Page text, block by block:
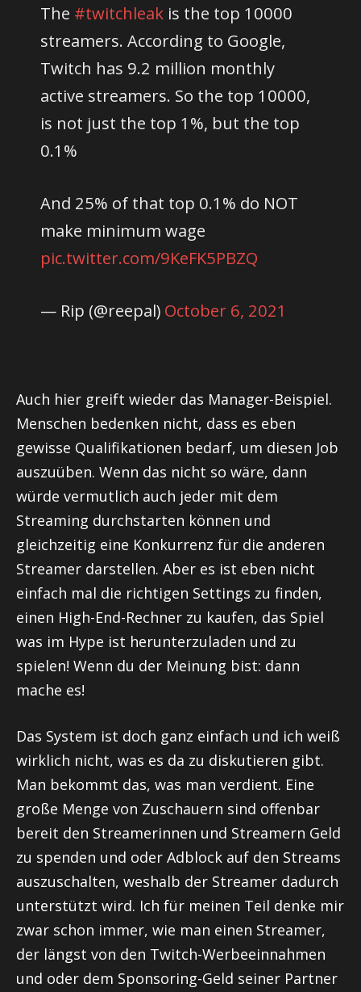
The #twitchleak is the top 10000
streamers. According to Google,
Twitch has 9.2 million monthly
active streamers. So the top 10000,
is not just the top 1%, but the top
0.1%
And 25% of that top 0.1% do NOT
make minimum wage
pic.twitter.com/9KeFK5PBZQ
— Rip (@reepal) October 6, 2021
Auch hier greift wieder das Manager-Beispiel.
Menschen bedenken nicht, dass es eben
gewisse Qualifikationen bedarf, um diesen Job
auszuüben. Wenn das nicht so wäre, dann
würde vermutlich auch jeder mit dem
Streaming durchstarten können und
gleichzeitig eine Konkurrenz für die anderen
Streamer darstellen. Aber es ist eben nicht
einfach mal die richtigen Settings zu finden,
einen High-End-Rechner zu kaufen, das Spiel
was im Hype ist herunterzuladen und zu
spielen! Wenn du der Meinung bist: dann
mache es!
Das System ist doch ganz einfach und ich weiß
wirklich nicht, was es da zu diskutieren gibt.
Man bekommt das, was man verdient. Eine
große Menge von Zuschauern sind offenbar
bereit den Streamerinnen und Streamern Geld
zu spenden und oder Adblock auf den Streams
auszuschalten, weshalb der Streamer dadurch
unterstützt wird. Ich für meinen Teil denke mir
zwar schon immer, wie man einen Streamer,
der längst von den Twitch-Werbeeinnahmen
und oder dem Sponsoring-Geld seiner Partner